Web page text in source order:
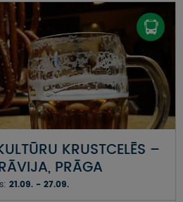
KRUSTCELĒS –
PRĀGA
21.09. - 27.09.